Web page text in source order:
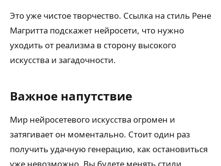
Это уже чистое творчество. Ссылка на стиль Рене
Магритта подскажет нейросети, что нужно
уходить от реализма в сторону высокого
искусства и загадочности.
Важное напутствие
Мир нейросетевого искусства огромен и
затягивает он моментально. Стоит один раз
получить удачную генерацию, как остановиться